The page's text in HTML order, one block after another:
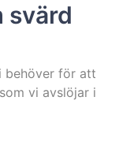
svärd
behöver för att
vi avslöjar i